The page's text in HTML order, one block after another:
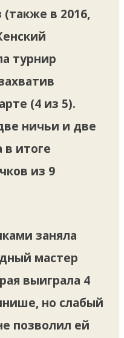
в 2016,
турнир
(4 из 5).
ничьи и две
итоге
из 9
заняла
мастер
выиграла 4
но слабый
позволил ей